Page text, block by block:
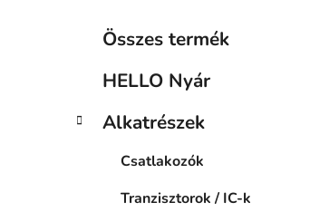
l
Kategóriák
átugrása
ó
Összes termék
HELLO Nyár
Alkatrészek
Csatlakozók
Tranzisztorok / IC-k